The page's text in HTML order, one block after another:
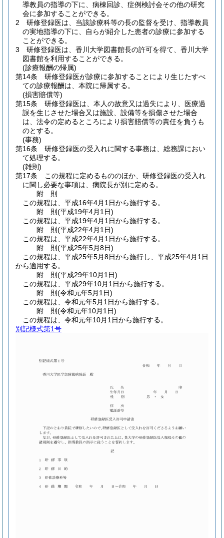
導教員の指導の下に、病棟回診、症例検討会その他の研究
会に参加することができる。
2
研修登録医は、当該診療科等の長の監督を受け、指導教員
の実地指導の下に、自らが紹介した患者の診療に参加する
ことができる。
3
研修登録医は、香川大学図書館長の許可を得て、香川大学
図書館を利用することができる。
(診療報酬の帰属)
第14条
研修登録医が診療に参加することにより生じたすべ
ての診療報酬は、本院に帰属する。
(損害賠償等)
第15条
研修登録医は、本人の故意又は過失により、医療過
誤を生じさせた場合又は施設、設備等を損傷させた場合
は、法令の定めるところにより損害賠償等の責任を負うも
のとする。
(事務)
第16条
研修登録医の受入れに関する事務は、総務課におい
て処理する。
(雑則)
第17条
この規程に定めるもののほか、研修登録医の受入れ
に関し必要な事項は、病院長が別に定める。
附 則
この規程は、平成16年4月1日から施行する。
附 則(平成19年4月1日)
この規程は、平成19年4月1日から施行する。
附 則(平成22年4月1日)
この規程は、平成22年4月1日から施行する。
附 則(平成25年5月8日)
この規程は、平成25年5月8日から施行し、平成25年4月1日
から適用する。
附 則(平成29年10月1日)
この規程は、平成29年10月1日から施行する。
附 則(令和元年5月1日)
この規程は、令和元年5月1日から施行する。
附 則(令和元年10月1日)
この規程は、令和元年10月1日から施行する。
別記様式第1号